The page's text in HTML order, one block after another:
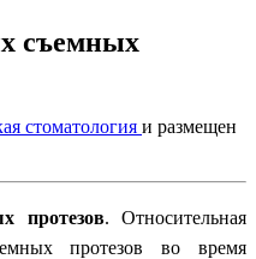
съемных
стоматология и размещен
протезов. Относительная
протезов во время